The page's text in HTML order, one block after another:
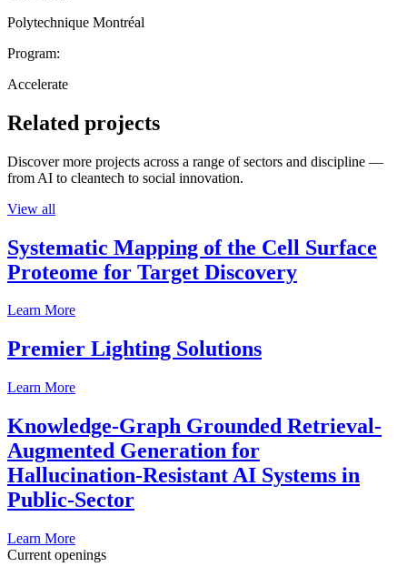
Polytechnique Montréal
Program:
Accelerate
Related projects
Discover more projects across a range of sectors and discipline —
from AI to cleantech to social innovation.
View all
Systematic Mapping of the Cell Surface
Proteome for Target Discovery
Learn More
Premier Lighting Solutions
Learn More
Knowledge-Graph Grounded Retrieval-
Augmented Generation for
Hallucination-Resistant AI Systems in
Public-Sector
Learn More
Current openings